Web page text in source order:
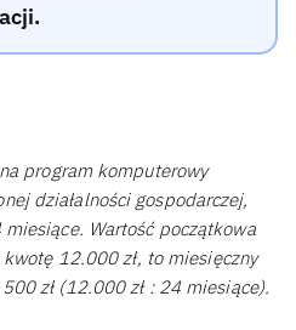
program komputerowy
działalności gospodarczej,
Wartość początkowa
12.000 zł, to miesięczny
zł (12.000 zł : 24 miesiące).